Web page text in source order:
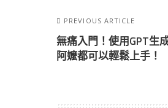
PREVIOUS ARTICLE
無痛入門！使用GPT生
阿嬤都可以輕鬆上手！